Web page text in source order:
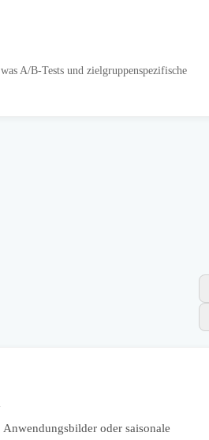
A/B-Tests und zielgruppenspezifische
oder saisonale